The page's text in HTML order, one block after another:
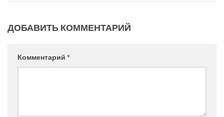
ДОБАВИТЬ КОММЕНТАРИЙ
Комментарий *